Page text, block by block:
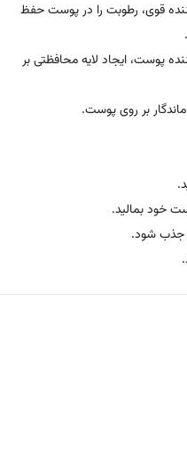
قوی، رطوبت را در پوست حفظ
پوست، ایجاد لایه محافظتی بر
ماندگار بر روی پوست.
خود بمالید.
جذب شود.